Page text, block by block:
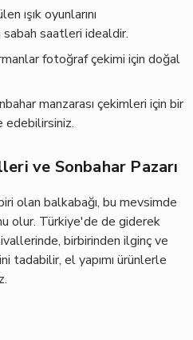
ışık oyunlarını
saatleri idealdir.
fotoğraf çekimi için doğal
manzarası çekimleri için bir
edebilirsiniz.
ve Sonbahar Pazarı
olan balkabağı, bu mevsimde
olur. Türkiye'de de giderek
birbirinden ilginç ve
tadabilir, el yapımı ürünlerle